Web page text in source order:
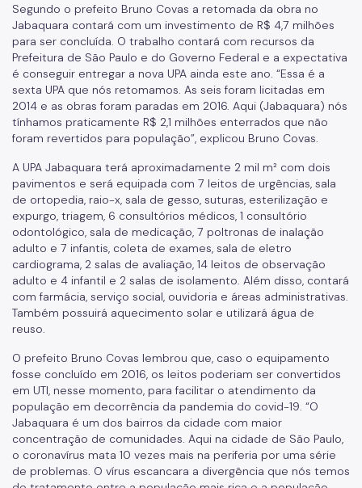
Segundo o prefeito Bruno Covas a retomada da obra no
Jabaquara contará com um investimento de R$ 4,7 milhões
para ser concluída. O trabalho contará com recursos da
Prefeitura de São Paulo e do Governo Federal e a expectativa
é conseguir entregar a nova UPA ainda este ano. “Essa é a
sexta UPA que nós retomamos. As seis foram licitadas em
2014 e as obras foram paradas em 2016. Aqui (Jabaquara) nós
tínhamos praticamente R$ 2,1 milhões enterrados que não
foram revertidos para população”, explicou Bruno Covas.
A UPA Jabaquara terá aproximadamente 2 mil m² com dois
pavimentos e será equipada com 7 leitos de urgências, sala
de ortopedia, raio-x, sala de gesso, suturas, esterilização e
expurgo, triagem, 6 consultórios médicos, 1 consultório
odontológico, sala de medicação, 7 poltronas de inalação
adulto e 7 infantis, coleta de exames, sala de eletro
cardiograma, 2 salas de avaliação, 14 leitos de observação
adulto e 4 infantil e 2 salas de isolamento. Além disso, contará
com farmácia, serviço social, ouvidoria e áreas administrativas.
Também possuirá aquecimento solar e utilizará água de
reuso.
O prefeito Bruno Covas lembrou que, caso o equipamento
fosse concluído em 2016, os leitos poderiam ser convertidos
em UTI, nesse momento, para facilitar o atendimento da
população em decorrência da pandemia do covid-19. “O
Jabaquara é um dos bairros da cidade com maior
concentração de comunidades. Aqui na cidade de São Paulo,
o coronavírus mata 10 vezes mais na periferia por uma série
de problemas. O vírus escancara a divergência que nós temos